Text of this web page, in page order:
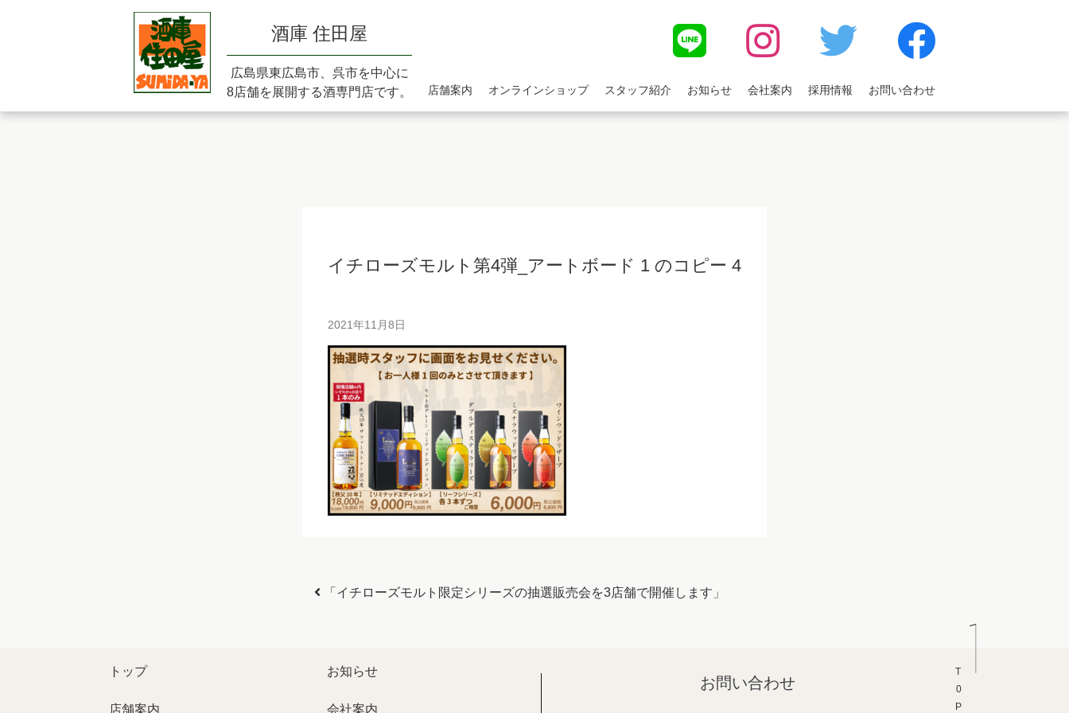
酒庫 住田屋
広島県東広島市、呉市を中心に
8店舗を展開する酒専門店です。
店舗案内 オンラインショップ スタッフ紹介 お知らせ 会社案内 採用情報 お問い合わせ
イチローズモルト第4弾_アートボード 1 のコピー 4
2021年11月8日
投稿ナビゲーション
「イチローズモルト限定シリーズの抽選販売会を3店舗で開催します」
T0P
トップ
店舗案内
お知らせ
会社案内
お問い合わせ